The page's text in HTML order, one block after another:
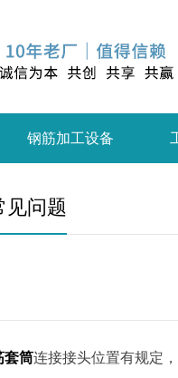
钢筋加工设备
见问题
套筒连接接头位置有规定